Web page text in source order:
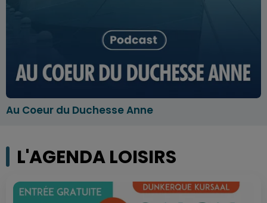
Au Coeur du Duchesse Anne
L'AGENDA LOISIRS